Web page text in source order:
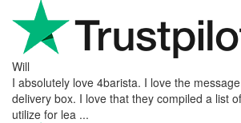
Will
I absolutely love 4barista. I love the
delivery box. I love that they compiled a list
utilize for lea ...